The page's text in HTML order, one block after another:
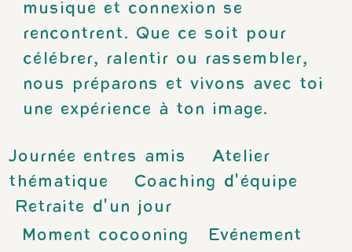
musique et connexion se
rencontrent. Que ce soit pour
célébrer, ralentir ou rassembler,
nous préparons et vivons avec toi
une expérience à ton image.
Journée entres amis Atelier
thématique Coaching d'équipe
Retraite d'un jour
Moment cocooning Evénement